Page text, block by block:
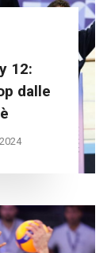
12:
dalle